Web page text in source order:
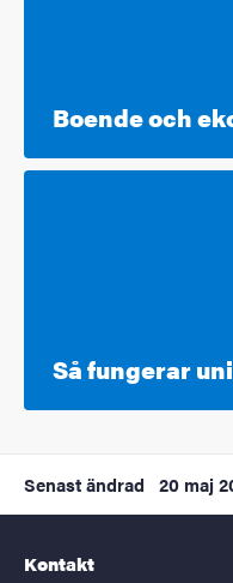
Boende och
Så fungerar
Senast ändrad 20 maj
Kontakt